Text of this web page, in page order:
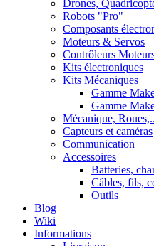
Drones,
Robots "Pro"
Composants
Moteurs & Servos
Contrôleurs
Kits électroniques
Kits Mécaniques
Gamme
Gamme
Mécanique,
Capteurs et caméras
Communication
Accessoires
Batteries,
Câbles, fils,
Outils
Blog
Wiki
Informations